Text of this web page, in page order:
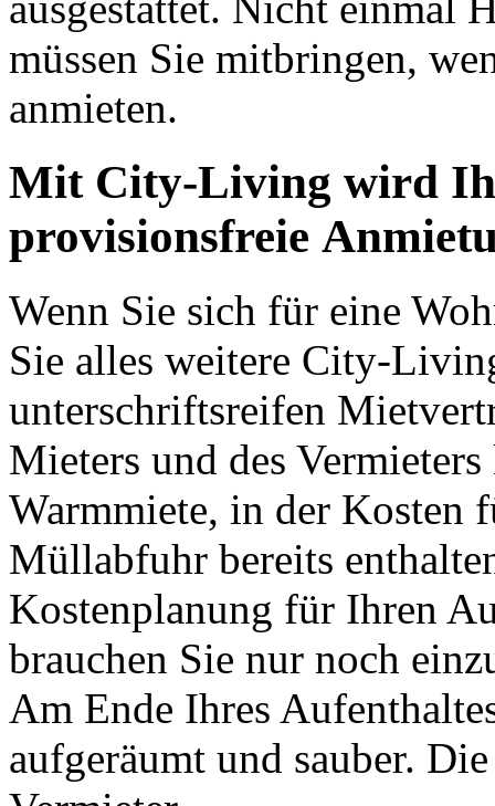
müssen Sie mitbringen,
anmieten.
Mit City-Living wird
provisionsfreie
Wenn Sie sich für eine
Sie alles weitere City-
unterschriftsreifen
Mieters und des
Warmmiete, in der Kosten
Müllabfuhr bereits
Kostenplanung für Ihren
brauchen Sie nur noch
Am Ende Ihres
aufgeräumt und sauber.